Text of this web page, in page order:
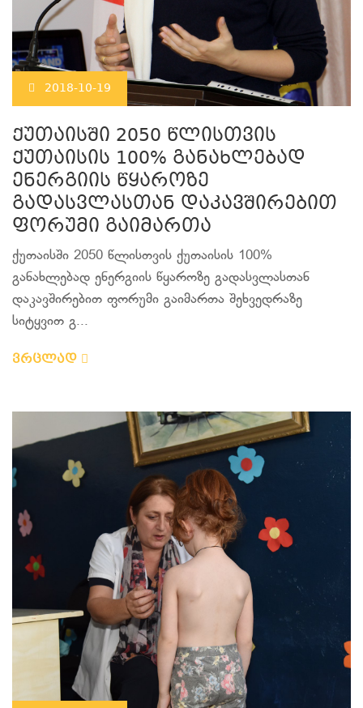
2018-10-19
ქუთაისში 2050 წლისთვის
ქუთაისის 100% განახლებად
ენერგიის წყაროზე
გადასვლასთან დაკავშირებით
ფორუმი გაიმართა
ქუთაისში 2050 წლისთვის ქუთაისის 100%
განახლებად ენერგიის წყაროზე გადასვლასთან
დაკავშირებით ფორუმი გაიმართა შეხვედრაზე
სიტყვით გ...
ვრცლად